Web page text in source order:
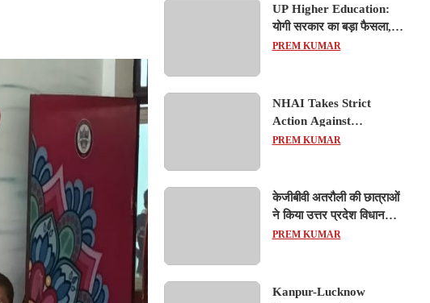
UP Higher Education:
योगी सरकार का बड़ा फैसला,
यूपी में 3 नए प्राइवेट
PREM KUMAR
NHAI Takes Strict
Action Against
Concessionaire,
Expressway Issues
PREM KUMAR
केजीबीवी अतरौली की छात्राओं
ने किया उत्तर प्रदेश विधानसभा
का शैक्षिक भ्रमण, लोकतांत्रिक
PREM KUMAR
Kanpur-Lucknow